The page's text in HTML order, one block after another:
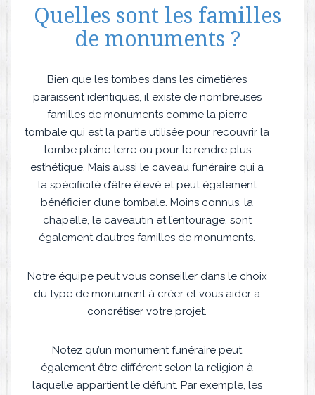
Quelles sont les familles
de monuments ?
Bien que les tombes dans les cimetières
paraissent identiques, il existe de nombreuses
familles de monuments comme la pierre
tombale qui est la partie utilisée pour recouvrir la
tombe pleine terre ou pour le rendre plus
esthétique. Mais aussi le caveau funéraire qui a
la spécificité d’être élevé et peut également
bénéficier d’une tombale. Moins connus, la
chapelle, le caveautin et l’entourage, sont
également d’autres familles de monuments.
Notre équipe peut vous conseiller dans le choix
du type de monument à créer et vous aider à
concrétiser votre projet.
Notez qu’un monument funéraire peut
également être différent selon la religion à
laquelle appartient le défunt. Par exemple, les